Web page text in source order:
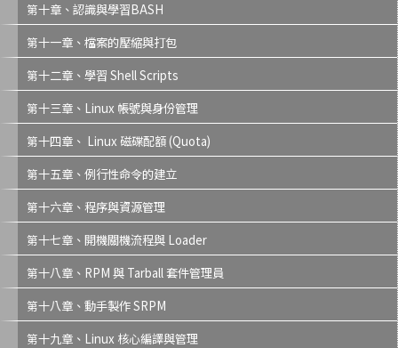
第十章、認識與學習BASH
第十一章、檔案的壓縮與打包
第十二章、學習 Shell Scripts
第十三章、Linux 帳號與身份管理
第十四章、 Linux 磁碟配額 (Quota)
第十五章、例行性命令的建立
第十六章、程序與資源管理
第十七章、開機關機流程與 Loader
第十八章、RPM 與 Tarball 套件管理員
第十八章、動手製作 SRPM
第十九章、Linux 核心編譯與管理